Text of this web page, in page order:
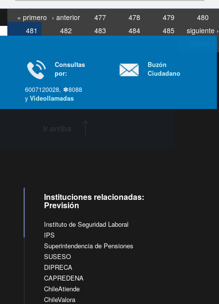
« primero ‹ anterior 477 478 479
480
481
482 483 484 485
siguiente ›
Consultas
por:
6007120028, ✽8088
yVideollamadas
Buzón
Ciudadano
Instituciones relacionadas:
Previsión
Instituto de Seguridad Laboral
IPS
Superintendencia de Pensiones
SUSESO
DIPRECA
CAPREDENA
ChileAtiende
ChileValora